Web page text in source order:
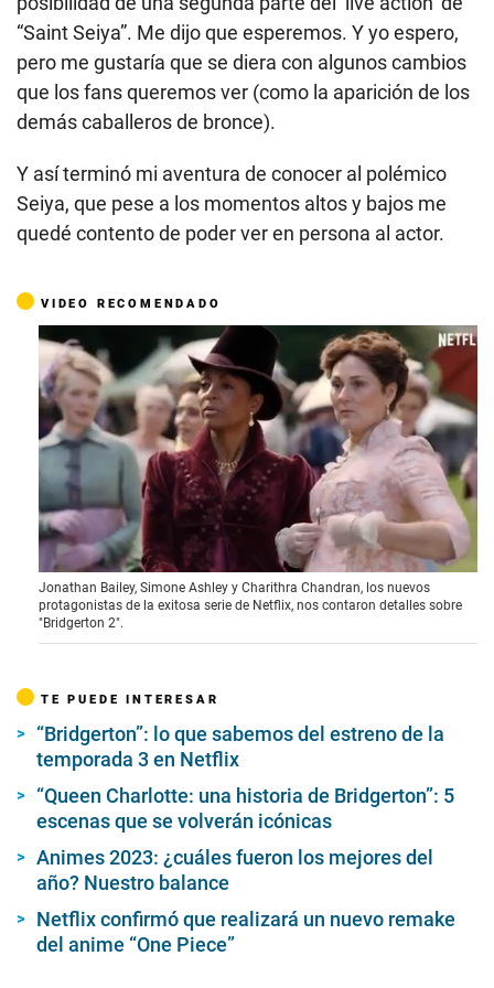
“Saint Seiya”. Me dijo que esperemos. Y yo espero,
pero me gustaría que se diera con algunos cambios
que los fans queremos ver (como la aparición de los
demás caballeros de bronce).
Y así terminó mi aventura de conocer al polémico
Seiya, que pese a los momentos altos y bajos me
quedé contento de poder ver en persona al actor.
VIDEO RECOMENDADO
0
s
e
c
o
s
6
i
u
e
s
3
4
s
Jonathan Bailey, Simone Ashley y Charithra Chandran, los nuevos
protagonistas de la exitosa serie de Netflix, nos contaron detalles sobre
"Bridgerton 2".
TE PUEDE INTERESAR
“Bridgerton”: lo que sabemos del estreno de la
temporada 3 en Netflix
“Queen Charlotte: una historia de Bridgerton”: 5
escenas que se volverán icónicas
Animes 2023: ¿cuáles fueron los mejores del
año? Nuestro balance
Netflix confirmó que realizará un nuevo remake
del anime “One Piece”